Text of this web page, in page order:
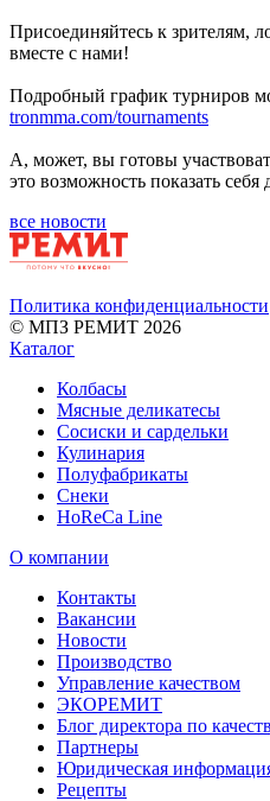
Присоединяйтесь к зрителям,
вместе с нами!
Подробный график турниров
tronmma.com/tournaments
А, может, вы готовы
это возможность показать
все новости
Политика конфиденциальности
© МПЗ РЕМИТ 2026
Каталог
Колбасы
Мясные деликатесы
Сосиски и сардельки
Кулинария
Полуфабрикаты
Снеки
HoReCa Line
О компании
Контакты
Вакансии
Новости
Производство
Управление качеством
ЭКОРЕМИТ
Блог директора по
Партнеры
Юридическая
Рецепты